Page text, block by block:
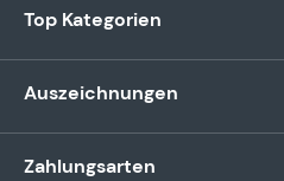
Top Kategorien
Auszeichnungen
Zahlungsarten